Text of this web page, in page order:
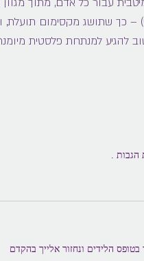
– כך שתושג מקסימום
להגיע למנתחת פלסטית
הגבות .
בטופס הלידים ונחזור אלייך בהקדם